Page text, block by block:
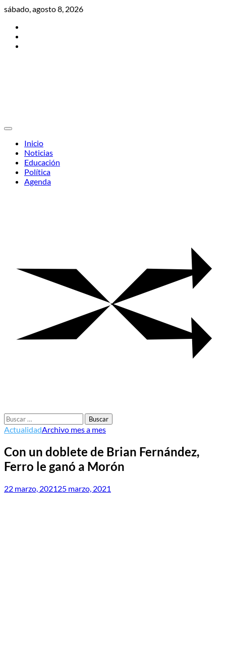
Skip
content
sábado, agosto 8, 2026
Inicio
Noticias
Educación
Política
Agenda
Buscar:
ActualidadArchivo mes a mes
Con un doblete de Brian Fernández,
Ferro le ganó a Morón
22 marzo, 202125 marzo, 2021